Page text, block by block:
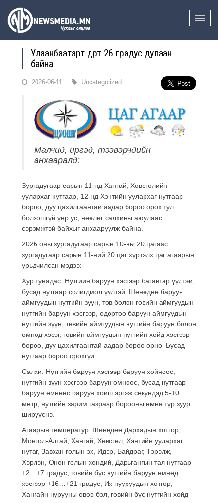
Toggle
Улаанбаатарт өдөртөө 26 градус дулаан
байна
2026-06-11 Uncategorized
Малчид, иргэд, тээвэрчдийн
анхааралд:
Зургадугаар сарын 11-нд Хангай, Хөвсгөлийн
уулархаг нутгаар, 12-нд Хэнтийн уулархаг нутгаар
бороо, дуу цахилгаантай аадар бороо орох тул
болзошгүй үер ус, нөөлөг салхины аюулаас
сэрэмжтэй байхыг анхааруулж байна.
2026 оны зургадугаар сарын 10-ны 20 цагаас
зургадугаар сарын 11-ний 20 цаг хүртэлх цаг агаарын
урьдчилсан мэдээ:
Хур тунадас: Нутгийн баруун хэсгээр багавтар үүлтэй,
бусад нутгаар солигдмол үүлтэй. Шөнөдөө баруун
аймгуудын нутгийн зүүн, төв болон говийн аймгуудын
нутгийн баруун хэсгээр, өдөртөө баруун аймгуудын
нутгийн зүүн, төвийн аймгуудын нутгийн баруун болон
өмнөд хэсэг, говийн аймгуудын нутгийн хойд хэсгээр
бороо, дуу цахилгаантай аадар бороо орно. Бусад
нутгаар бороо орохгүй.
Салхи: Нутгийн баруун хэсгээр баруун хойноос,
нутгийн зүүн хэсгээр баруун өмнөөс, бусад нутгаар
баруун өмнөөс баруун хойш эргэж секундэд 5-10
метр, нутгийн зарим газраар борооны өмнө түр зуур
ширүүснэ.
Агаарын температур: Шөнөдөө Дархадын хотгор,
Монгол-Алтай, Хангай, Хөвсгөл, Хэнтийн уулархаг
нутаг, Завхан голын эх, Идэр, Байдраг, Тэрэлж,
Хэрлэн, Онон голын хөндий, Дарьгангын тал нутгаар
+2…+7 градус, говийн бүс нутгийн баруун өмнөд
хэсгээр +16…+21 градус, Их нууруудын хотгор,
Хангайн нурууны өвөр бэл, говийн бүс нутгийн хойд